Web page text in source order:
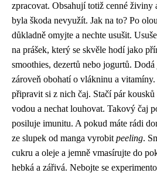
zpracovat. Obsahují totiž cenné živiny
byla škoda nevyužít. Jak na to? Po
důkladně omyjte a nechte usušit.
na prášek, který se skvěle hodí jako
smoothies, dezertů nebo jogurtů.
zároveň obohatí o vlákninu a
připravit si z nich čaj. Stačí pár
vodou a nechat louhovat. Takový čaj
posiluje imunitu. A pokud máte rádi
ze slupek od manga vyrobit peeling.
cukru a oleje a jemně vmasírujte do
hebká a zářivá. Nebojte se